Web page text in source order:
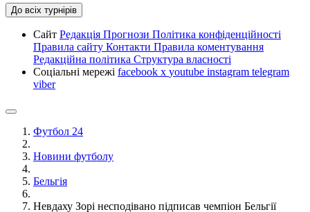
До всіх турнірів
Сайт Редакція Прогнози Політика конфіденційності
Правила сайту Контакти Правила коментування
Редакційна політика Структура власності
Соціальні мережі facebook x youtube instagram telegram
viber
Футбол 24
Новини футболу
Бельгія
Невдаху Зорі несподівано підписав чемпіон Бельгії